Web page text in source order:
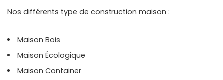
Nos différents type de construction maison :
Maison Bois
Maison Écologique
Maison Container